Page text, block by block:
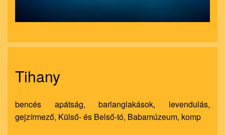
Tihany
bencés apátság, barlanglakások, levendulás,
gejzírmező, Külső- és Belső-tó, Babamúzeum, komp